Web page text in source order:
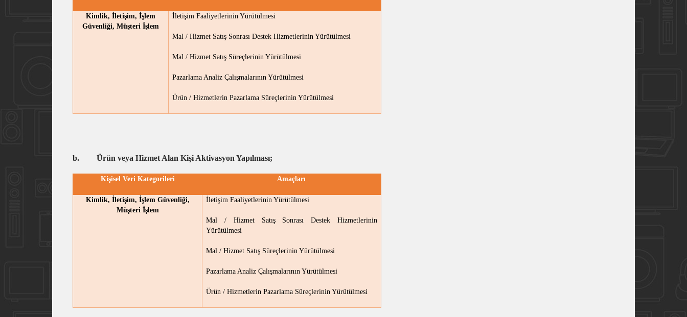
Kimlik, İletişim, İşlem
Güvenliği, Müşteri İşlem
İletişim Faaliyetlerinin Yürütülmesi
Mal / Hizmet Satış Sonrası Destek Hizmetlerinin Yürütülmesi
Mal / Hizmet Satış Süreçlerinin Yürütülmesi
Pazarlama Analiz Çalışmalarının Yürütülmesi
Ürün / Hizmetlerin Pazarlama Süreçlerinin Yürütülmesi
b. Ürün veya Hizmet Alan Kişi Aktivasyon Yapılması;
Kişisel Veri Kategorileri Amaçları
Kimlik, İletişim, İşlem Güvenliği,
Müşteri İşlem
İletişim Faaliyetlerinin Yürütülmesi
Mal / Hizmet Satış Sonrası Destek Hizmetlerinin
Yürütülmesi
Mal / Hizmet Satış Süreçlerinin Yürütülmesi
Pazarlama Analiz Çalışmalarının Yürütülmesi
Ürün / Hizmetlerin Pazarlama Süreçlerinin Yürütülmesi